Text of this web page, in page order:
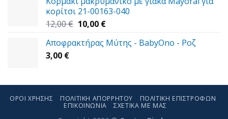
27,00 €.είναι:
20,00 €.
κορίτσι 21-00163-040
12,00€ Original
was:
10,00 €Η
τιμή
Αποφρακτήρας Μύτης - BabyOno - Ροζ
3,00 €
ΌΡΟΙ ΧΡΉΣΗΣ ΠΟΛΙΤΙΚΉ ΑΠΟΡΡΉΤΟΥ
ΠΟΛΙΤΙΚΉ ΕΠΙΣΤΡΟΦΏΝ
ΕΠΙΚΟΙΝΩΝΊΑ
ΣΧΕΤΙΚΑ ΜΕ ΜΑΣ